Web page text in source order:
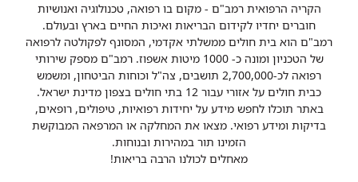
הקריה הרפואית רמב"ם - מקום בו רפואה, טכנולוגיה ואנושיות
חוברים יחדיו לקידום הבריאות ואיכות החיים בארץ ובעולם.
רמב"ם הוא בית חולים ממשלתי אקדמי, המסונף לפקולטה לרפואה
של הטכניון ומונה כ- 1000 מיטות אשפוז. רמב"ם מספק שירותי
רפואה לכ-2,700,000 תושבים, צה"ל וכוחות הביטחון, ומשמש
כבית חולים על אזורי עבור 12 בתי חולים בצפון מדינת ישראל.
באתר תוכלו לחפש מידע על יחידות רפואיות, טיפולים, רופאים,
בדיקות ומידע רפואי. מצאו את המחלקה או המרפאה המבוקשת
הזמינו תור במהירות ובנוחות.
מאחלים לכולנו הרבה בריאות!